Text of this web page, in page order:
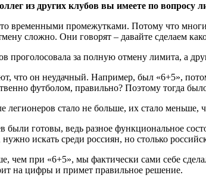
из других клубов вы имеете по вопросу
временными промежутками. Потому что
сложно. Они говорят – давайте сделаем
проголосовала за полную отмену лимита, а
что он неудачный. Например, был «6+5»,
футболом, правильно? Поэтому тогда
легионеров стало не больше, их стало
были готовы, ведь разное функциональное
искать среди россиян, но столько
чем при «6+5», мы фактически сами себе
на цифры и примет правильное решение.